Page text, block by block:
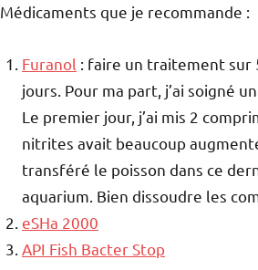
Médicaments que je recommande :
Furanol : faire un traitement sur
jours. Pour ma part, j’ai soigné
Le premier jour, j’ai mis 2
nitrites avait beaucoup
transféré le poisson dans ce
aquarium. Bien dissoudre les
eSHa 2000
API Fish Bacter Stop